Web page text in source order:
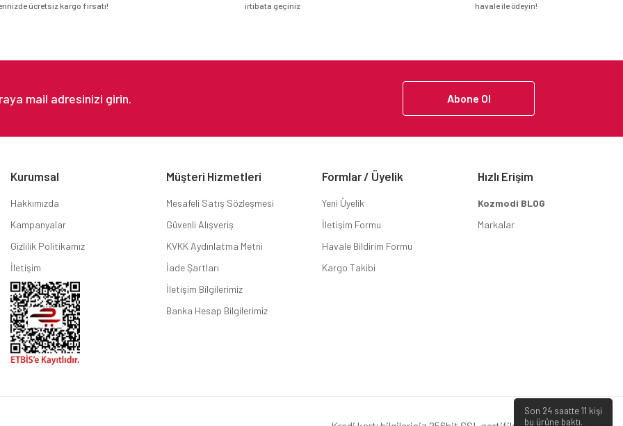
ücretsiz kargo fırsatı!
irtibata geçiniz
havale ile ödeyin!
Abone Ol
Kurumsal
Hakkımızda
Kampanyalar
Gizlilik Politikamız
İletişim
Müşteri Hizmetleri
Mesafeli Satış Sözleşmesi
Güvenli Alışveriş
KVKK Aydınlatma Metni
İade Şartları
İletişim Bilgilerimiz
Banka Hesap Bilgilerimiz
Formlar / Üyelik
Yeni Üyelik
İletişim Formu
Havale Bildirim Formu
Kargo Takibi
Hızlı Erişim
Kozmodi BLOG
Markalar
Son 24 saatte11 kişi
bu ürüne baktı.